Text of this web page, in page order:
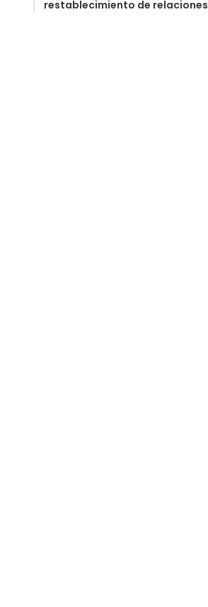
restablecimiento de relaciones